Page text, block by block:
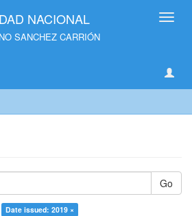
NACIONAL
SANCHEZ CARRIÓN
Go
Date issued: 2019 ×